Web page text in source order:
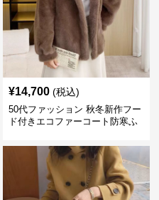
¥14,700 (税込)
50代ファッション 秋冬新作フー
ド付きエコファーコート防寒ふ